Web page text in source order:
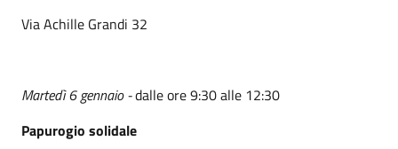
Via Achille Grandi 32
Martedì 6 gennaio -dalle ore 9:30 alle 12:30
Papurogio solidale